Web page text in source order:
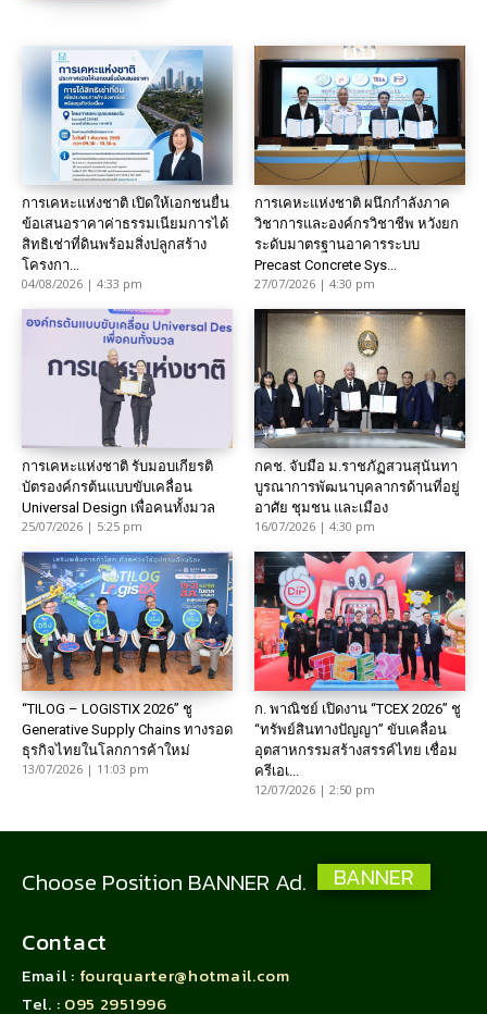
การเคหะแห่งชาติ เปิดให้เอกชนยื่น
ข้อเสนอราคาค่าธรรมเนียมการได้
สิทธิเช่าที่ดินพร้อมสิ่งปลูกสร้าง
โครงกา...
04/08/2026 | 4:33 pm
การเคหะแห่งชาติ ผนึกกำลังภาค
วิชาการและองค์กรวิชาชีพ หวังยก
ระดับมาตรฐานอาคารระบบ
Precast Concrete Sys...
27/07/2026 | 4:30 pm
การเคหะแห่งชาติ รับมอบเกียรติ
บัตรองค์กรต้นแบบขับเคลื่อน
Universal Design เพื่อคนทั้งมวล
25/07/2026 | 5:25 pm
กคช. จับมือ ม.ราชภัฏสวนสุนันทา
บูรณาการพัฒนาบุคลากรด้านที่อยู่
อาศัย ชุมชน และเมือง
16/07/2026 | 4:30 pm
“TILOG – LOGISTIX 2026” ชู
Generative Supply Chains ทางรอด
ธุรกิจไทยในโลกการค้าใหม่
13/07/2026 | 11:03 pm
ก. พาณิชย์ เปิดงาน “TCEX 2026” ชู
“ทรัพย์สินทางปัญญา” ขับเคลื่อน
อุตสาหกรรมสร้างสรรค์ไทย เชื่อม
ครีเอเ...
12/07/2026 | 2:50 pm
Choose Position BANNER Ad. BANNER
Contact
Email : fourquarter@hotmail.com
Tel. : 095 2951996